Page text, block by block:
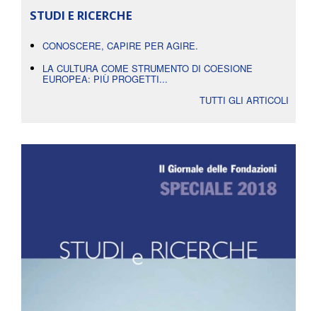
STUDI E RICERCHE
CONOSCERE, CAPIRE PER AGIRE.
LA CULTURA COME STRUMENTO DI COESIONE
EUROPEA: PIÙ PROGETTI...
TUTTI GLI ARTICOLI